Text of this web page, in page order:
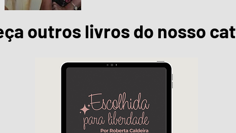
outros livros do nosso